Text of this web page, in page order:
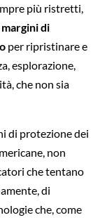
più ristretti,
margini di
per ripristinare e
esplorazione,
che non sia
di protezione dei
non
che tentano
di
che, come